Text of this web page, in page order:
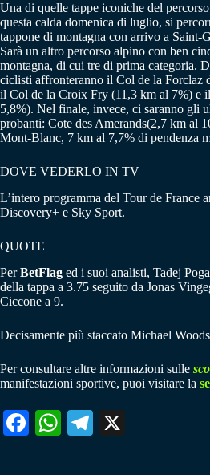
Una di quelle tappe iconiche del
questa calda domenica di luglio, si
tappone di montagna con arrivo a Saint-
Sarà un altro percorso alpino con ben
montagna, di cui tre di prima categoria.
ciclisti affronteranno il Col de la Forclaz
il Col de la Croix Fry (11,3 km al 7%) e
5,8%). Nel finale, invece, ci saranno gli
probanti: Cote des Amerands(2,7 km al
Mont-Blanc, 7 km al 7,7% di pendenza
DOVE VEDERLO IN TV
L’intero programma del Tour de France
Discovery+ e Sky Sport.
QUOTE
PerBetFlag ed i suoi analisti, Tadej
della tappa a 3.75 seguito da Jonas
Ciccone a 9.
Decisamente più staccato Michael
Per consultare altre informazioni sulle
manifestazioni sportive, puoi visitare la
Fa W
Te